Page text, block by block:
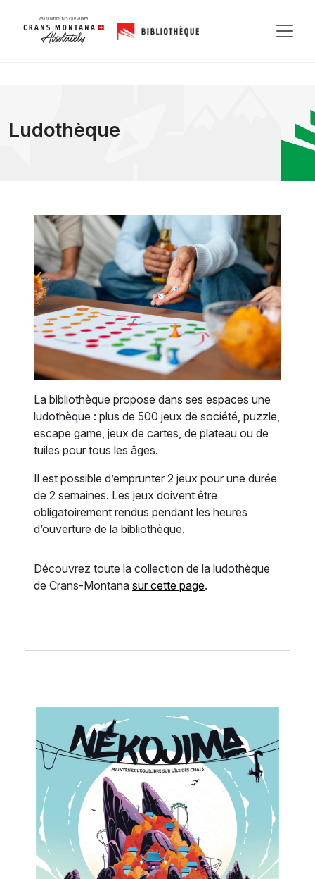
Ludothèque
La bibliothèque propose dans ses espaces une
ludothèque : plus de 500 jeux de société, puzzle,
escape game, jeux de cartes, de plateau ou de
tuiles pour tous les âges.
Il est possible d’emprunter 2 jeux pour une durée
de 2 semaines. Les jeux doivent être
obligatoirement rendus pendant les heures
d’ouverture de la bibliothèque.
Découvrez toute la collection de la ludothèque
de Crans-Montana sur cette page.